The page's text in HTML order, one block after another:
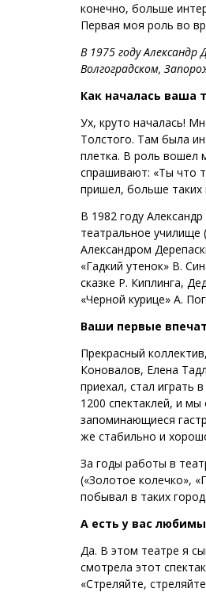
конечно, больше
Первая моя роль во
В 1975 году
Волгоградском,
Как началась ваша
Ух, круто началась!
Толстого. Там была
плетка. В роль вошел
спрашивают: «Ты что
пришел, больше таких
В 1982 году
театральное училище
Александром
«Гадкий утенок» В.
сказке Р. Киплинга,
«Черной курице» А.
Ваши первые
Прекрасный
Коновалов, Елена
приехал, стал играть
1200 спектаклей, и
запоминающиеся
же стабильно и
За годы работы в
(«Золотое колечко»,
побывал в таких
А есть у вас
Да. В этом театре я
смотрела этот
«Стреляйте,